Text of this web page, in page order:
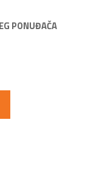
PONUĐAČA